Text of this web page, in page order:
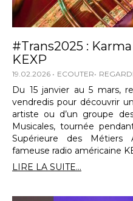
#Trans2025 :
KEXP
19.02.2026 ECOUTER
Du 15 janvier au 5 mars,
vendredis pour découvrir
artiste ou d’un groupe
Musicales, tournée
Supérieure des Métiers
fameuse radio américaine
LIRE LA SUITE...